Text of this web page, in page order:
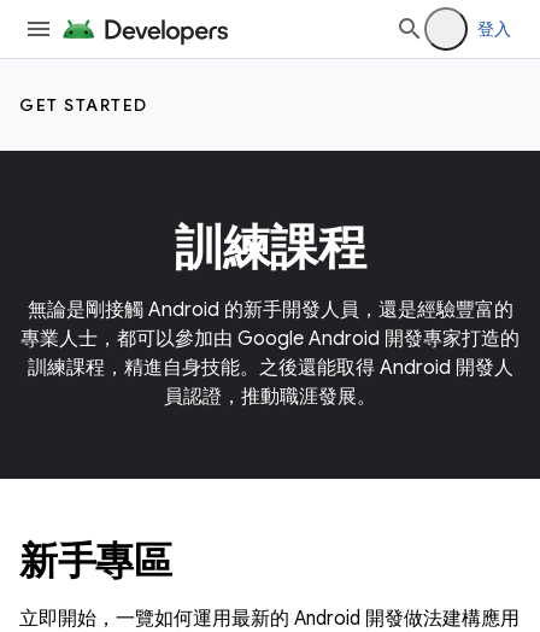
登入
GET STARTED
訓練課程
無論是剛接觸 Android 的新手開發人員，還是經驗豐富的
專業人士，都可以參加由 Google Android 開發專家打造的
訓練課程，精進自身技能。之後還能取得 Android 開發人
員認證，推動職涯發展。
新手專區
立即開始，一覽如何運用最新的 Android 開發做法建構應用